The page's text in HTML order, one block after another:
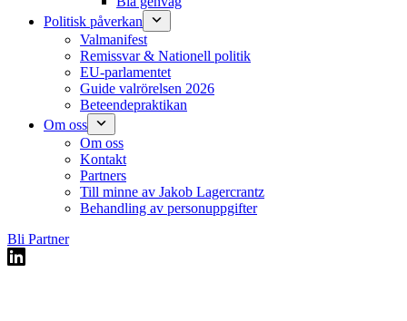
Politisk påverkan
Valmanifest
Remissvar & Nationell politik
EU-parlamentet
Guide valrörelsen 2026
Beteendepraktikan
Om oss
Om oss
Kontakt
Partners
Till minne av Jakob Lagercrantz
Behandling av personuppgifter
Bli Partner